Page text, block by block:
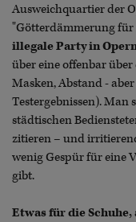
Ausweichquartier der
"Götterdämmerung für
illegale Party in
über eine offenbar über
Masken, Abstand -
Testergebnissen). Man
städtischen
zitieren – und
wenig Gespür für eine
gibt.
Etwas für die